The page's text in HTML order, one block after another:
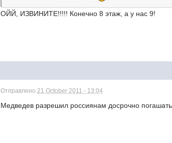
ОЙЙ, ИЗВИНИТЕ!!!!! Конечно 8 этаж, а у нас 9!
Отправлено21 October 2011 - 13:04
Медведев разрешил россиянам досрочно